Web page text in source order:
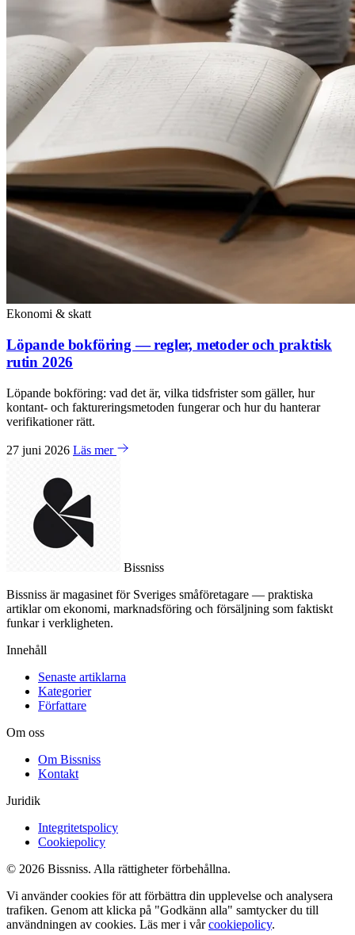
Ekonomi & skatt
Löpande bokföring — regler, metoder och praktisk
rutin 2026
Löpande bokföring: vad det är, vilka tidsfrister som gäller, hur
kontant- och faktureringsmetoden fungerar och hur du hanterar
verifikationer rätt.
27 juni 2026 Läs mer
Bissniss
Bissniss är magasinet för Sveriges småföretagare — praktiska
artiklar om ekonomi, marknadsföring och försäljning som faktiskt
funkar i verkligheten.
Innehåll
Senaste artiklarna
Kategorier
Författare
Om oss
Om Bissniss
Kontakt
Juridik
Integritetspolicy
Cookiepolicy
© 2026 Bissniss. Alla rättigheter förbehållna.
Vi använder cookies för att förbättra din upplevelse och analysera
trafiken. Genom att klicka på "Godkänn alla" samtycker du till
användningen av cookies. Läs mer i vårcookiepolicy.